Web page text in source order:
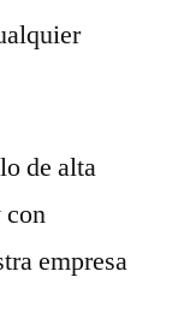
de alta
con
empresa